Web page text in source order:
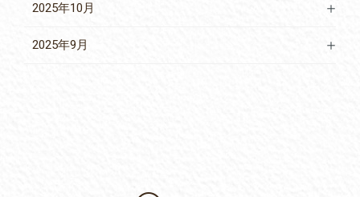
2025年10月
2025年9月